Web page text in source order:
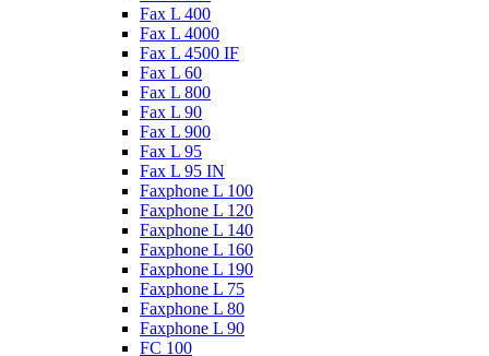
Fax L 400
Fax L 4000
Fax L 4500 IF
Fax L 60
Fax L 800
Fax L 90
Fax L 900
Fax L 95
Fax L 95 IN
Faxphone L 100
Faxphone L 120
Faxphone L 140
Faxphone L 160
Faxphone L 190
Faxphone L 75
Faxphone L 80
Faxphone L 90
FC 100